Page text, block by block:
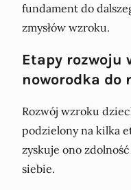
fundament do
zmysłów wzroku.
Etapy rozwoju
noworodka do
Rozwój wzroku
podzielony na kilka
zyskuje ono
siebie.